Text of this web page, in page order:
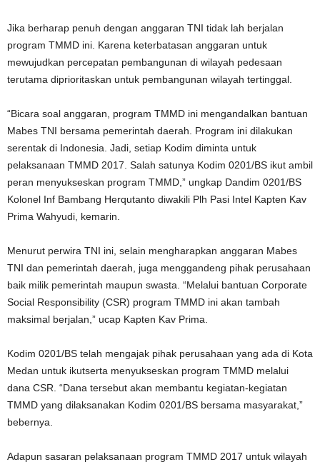
Jika berharap penuh dengan anggaran TNI tidak lah berjalan
program TMMD ini. Karena keterbatasan anggaran untuk
mewujudkan percepatan pembangunan di wilayah pedesaan
terutama diprioritaskan untuk pembangunan wilayah tertinggal.
“Bicara soal anggaran, program TMMD ini mengandalkan bantuan
Mabes TNI bersama pemerintah daerah. Program ini dilakukan
serentak di Indonesia. Jadi, setiap Kodim diminta untuk
pelaksanaan TMMD 2017. Salah satunya Kodim 0201/BS ikut ambil
peran menyukseskan program TMMD,” ungkap Dandim 0201/BS
Kolonel Inf Bambang Herqutanto diwakili Plh Pasi Intel Kapten Kav
Prima Wahyudi, kemarin.
Menurut perwira TNI ini, selain mengharapkan anggaran Mabes
TNI dan pemerintah daerah, juga menggandeng pihak perusahaan
baik milik pemerintah maupun swasta. “Melalui bantuan Corporate
Social Responsibility (CSR) program TMMD ini akan tambah
maksimal berjalan,” ucap Kapten Kav Prima.
Kodim 0201/BS telah mengajak pihak perusahaan yang ada di Kota
Medan untuk ikutserta menyukseskan program TMMD melalui
dana CSR. “Dana tersebut akan membantu kegiatan-kegiatan
TMMD yang dilaksanakan Kodim 0201/BS bersama masyarakat,”
bebernya.
Adapun sasaran pelaksanaan program TMMD 2017 untuk wilayah